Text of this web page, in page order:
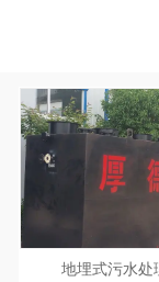
地埋式污水处